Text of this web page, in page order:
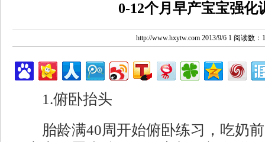
0-12个月早产宝宝强化
http://www.hxytw.com 2013/9/6 1 阅读数：
1.俯卧抬头
胎龄满40周开始俯卧练习，吃奶前